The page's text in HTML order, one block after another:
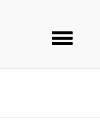
Toggle
navigation